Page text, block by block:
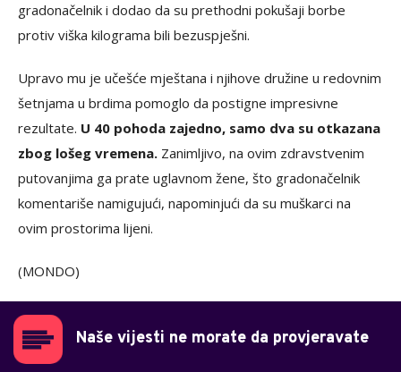
gradonačelnik i dodao da su prethodni pokušaji borbe
protiv viška kilograma bili bezuspješni.
Upravo mu je učešće mještana i njihove družine u redovnim
šetnjama u brdima pomoglo da postigne impresivne
rezultate. U 40 pohoda zajedno, samo dva su otkazana
zbog lošeg vremena. Zanimljivo, na ovim zdravstvenim
putovanjima ga prate uglavnom žene, što gradonačelnik
komentariše namigujući, napominjući da su muškarci na
ovim prostorima lijeni.
(MONDO)
Naše vijesti ne morate da provjeravate